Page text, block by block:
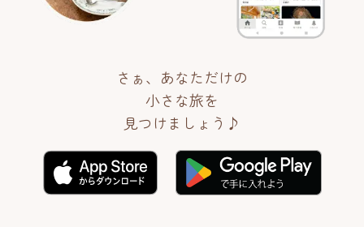
さぁ、あなただけの
小さな旅を
見つけましょう♪